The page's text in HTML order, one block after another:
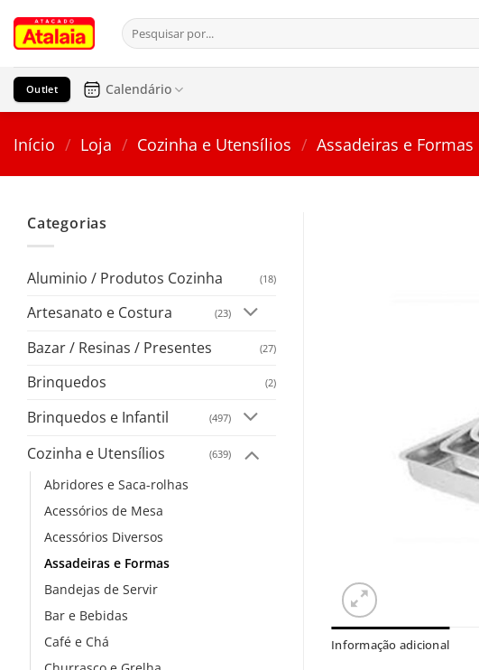
para
conteúdo
Pesquisar
por:
Outlet Calendário
Início / Loja / Cozinha e Utensílios / Assadeiras e Formas
Categorias
Aluminio / Produtos Cozinha (18)
Artesanato e Costura (23)
Bazar / Resinas / Presentes (27)
Brinquedos (2)
Brinquedos e Infantil (497)
Cozinha e Utensílios (639)
Abridores e Saca-rolhas
Acessórios de Mesa
Acessórios Diversos
Assadeiras e Formas
Bandejas de Servir
Bar e Bebidas
Café e Chá
Informação adicional